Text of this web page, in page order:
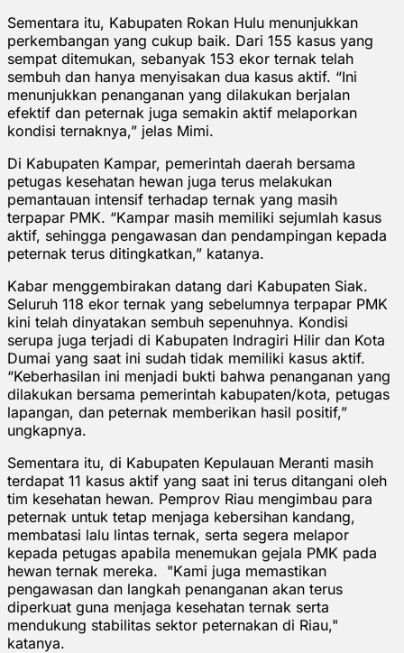
Sementara itu, Kabupaten Rokan Hulu menunjukkan
perkembangan yang cukup baik. Dari 155 kasus yang
sempat ditemukan, sebanyak 153 ekor ternak telah
sembuh dan hanya menyisakan dua kasus aktif. “Ini
menunjukkan penanganan yang dilakukan berjalan
efektif dan peternak juga semakin aktif melaporkan
kondisi ternaknya,” jelas Mimi.
Di Kabupaten Kampar, pemerintah daerah bersama
petugas kesehatan hewan juga terus melakukan
pemantauan intensif terhadap ternak yang masih
terpapar PMK. “Kampar masih memiliki sejumlah kasus
aktif, sehingga pengawasan dan pendampingan kepada
peternak terus ditingkatkan,” katanya.
Kabar menggembirakan datang dari Kabupaten Siak.
Seluruh 118 ekor ternak yang sebelumnya terpapar PMK
kini telah dinyatakan sembuh sepenuhnya. Kondisi
serupa juga terjadi di Kabupaten Indragiri Hilir dan Kota
Dumai yang saat ini sudah tidak memiliki kasus aktif.
“Keberhasilan ini menjadi bukti bahwa penanganan yang
dilakukan bersama pemerintah kabupaten/kota, petugas
lapangan, dan peternak memberikan hasil positif,”
ungkapnya.
Sementara itu, di Kabupaten Kepulauan Meranti masih
terdapat 11 kasus aktif yang saat ini terus ditangani oleh
tim kesehatan hewan. Pemprov Riau mengimbau para
peternak untuk tetap menjaga kebersihan kandang,
membatasi lalu lintas ternak, serta segera melapor
kepada petugas apabila menemukan gejala PMK pada
hewan ternak mereka. "Kami juga memastikan
pengawasan dan langkah penanganan akan terus
diperkuat guna menjaga kesehatan ternak serta
mendukung stabilitas sektor peternakan di Riau,"
katanya.